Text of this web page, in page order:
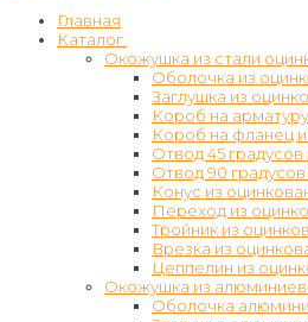
Главная
Каталог
Окожушка из стали
Оболочка из
Заглушка из
Короб на
Короб на фланец
Отвод 45
Отвод 90
Конус из
Переход из
Тройник из
Врезка из
Цеппелин из
Окожушка из
Оболочка